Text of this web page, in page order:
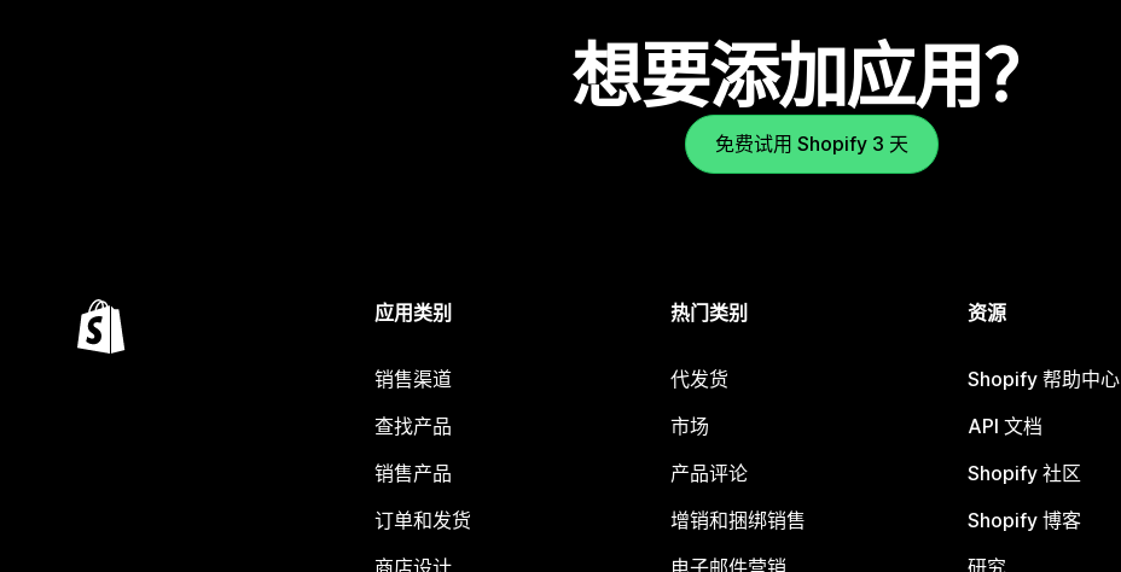
想要添加应用？
免费试用 Shopify 3 天
应用类别
销售渠道
查找产品
销售产品
订单和发货
热门类别
代发货
市场
产品评论
增销和捆绑销售
资源
Shopify 帮助中心
API 文档
Shopify 社区
Shopify 博客